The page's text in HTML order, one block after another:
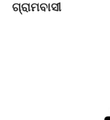
ଗ୍ରାମବାସୀ